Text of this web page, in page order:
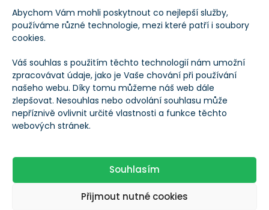
Abychom Vám mohli poskytnout co nejlepší služby,
používáme různé technologie, mezi které patří i soubory
cookies.
Váš souhlas s použitím těchto technologií nám umožní
zpracovávat údaje, jako je Vaše chování při používání
našeho webu. Díky tomu můžeme náš web dále
zlepšovat. Nesouhlas nebo odvolání souhlasu může
nepříznivě ovlivnit určité vlastnosti a funkce těchto
webových stránek.
Souhlasím
Přijmout nutné cookies
zpožděním Bílý dům tvrdí, že záměr oznámený
Trumpem nadále platí
Mluvčí Liz Hustonová uvedla, že Trump ve své volební
kampani prosazoval vizi upevnění postavení Ameriky
jako světové metropole kryptoměn a dalších
špičkových technologií.
Podle ní administrativa vyhodnocuje nejvhodnější
strukturu jak pro Strategickou bitcoinovou rezervu,
tak pro širší zásobu digitálních aktiv.Mezitím se v